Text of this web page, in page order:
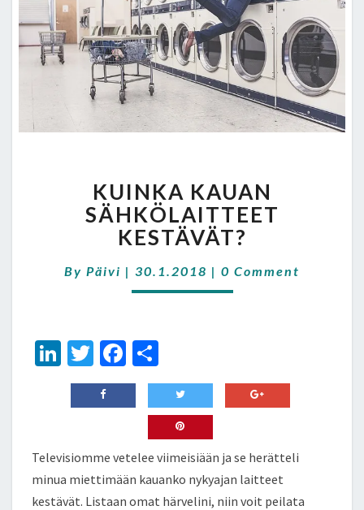
KAUAN
SÄHKÖLAITTEET
KESTÄVÄT?
KUINKA KAUAN
SÄHKÖLAITTEET
KESTÄVÄT?
By Päivi | 30.1.2018 | Comments
0 Comment
Li
n
ke
n
T
wi
tt
Fa
ce
b
o
k
h
ar
e
Televisiomme vetelee viimeisiään ja se herätteli
minua miettimään kauanko nykyajan laitteet
kestävät. Listaan omat härvelini, niin voit peilata